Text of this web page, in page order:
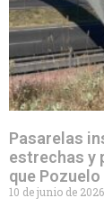
Pasarelas
estrechas y
que
10 de junio de 2026